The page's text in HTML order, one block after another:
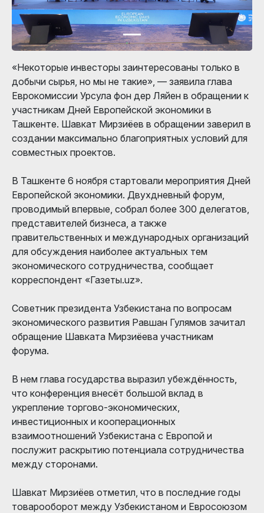
«Некоторые инвесторы заинтересованы только в
добычи сырья, но мы не такие», — заявила глава
Еврокомиссии Урсула фон дер Ляйен в обращении к
участникам Дней Европейской экономики в
Ташкенте. Шавкат Мирзиёев в обращении заверил в
создании максимально благоприятных условий для
совместных проектов.
В Ташкенте 6 ноября стартовали мероприятия Дней
Европейской экономики. Двухдневный форум,
проводимый впервые, собрал более 300 делегатов,
представителей бизнеса, а также
правительственных и международных организаций
для обсуждения наиболее актуальных тем
экономического сотрудничества, сообщает
корреспондент «Газеты.uz».
Советник президента Узбекистана по вопросам
экономического развития Равшан Гулямов зачитал
обращение Шавката Мирзиёева участникам
форума.
В нем глава государства выразил убеждённость,
что конференция внесёт большой вклад в
укрепление торгово-экономических,
инвестиционных и кооперационных
взаимоотношений Узбекистана с Европой и
послужит раскрытию потенциала сотрудничества
между сторонами.
Шавкат Мирзиёев отметил, что в последние годы
товарооборот между Узбекистаном и Евросоюзом